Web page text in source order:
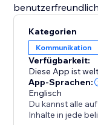
Erlebnis
Kategorien
Kommunikation
Verfügbarkeit:
Diese App ist
App-Sprachen:
Englisch
Du kannst alle
Inhalte in jede